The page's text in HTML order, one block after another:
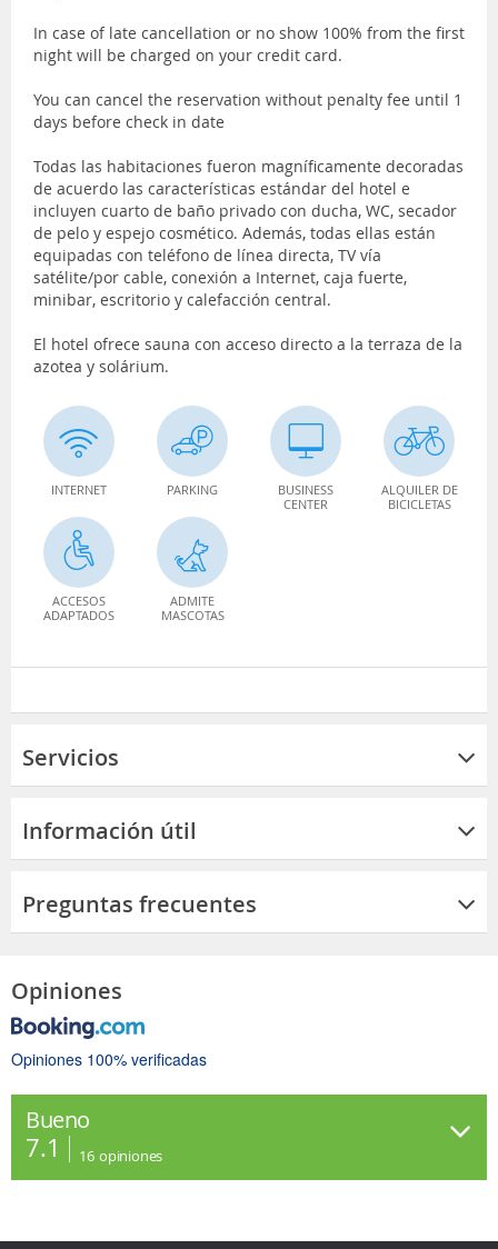
In case of late cancellation or no show 100% from the first
night will be charged on your credit card.
You can cancel the reservation without penalty fee until 1
days before check in date
Todas las habitaciones fueron magníficamente decoradas
de acuerdo las características estándar del hotel e
incluyen cuarto de baño privado con ducha, WC, secador
de pelo y espejo cosmético. Además, todas ellas están
equipadas con teléfono de línea directa, TV vía
satélite/por cable, conexión a Internet, caja fuerte,
minibar, escritorio y calefacción central.
El hotel ofrece sauna con acceso directo a la terraza de la
azotea y solárium.
INTERNET PARKING
BUSINESS
CENTER
ALQUILER DE
BICICLETAS
ACCESOS
ADAPTADOS
ADMITE
MASCOTAS
Servicios
Información útil
Preguntas frecuentes
Opiniones
Opiniones 100% verificadas
Bueno
7.1 16 opiniones